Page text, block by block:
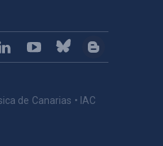
de Canarias • IAC